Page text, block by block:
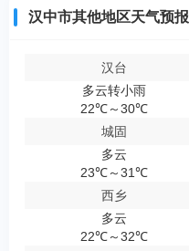
汉中市其他地区天气预报
汉台
多云转小雨
22℃～30℃
城固
多云
23℃～31℃
西乡
多云
22℃～32℃